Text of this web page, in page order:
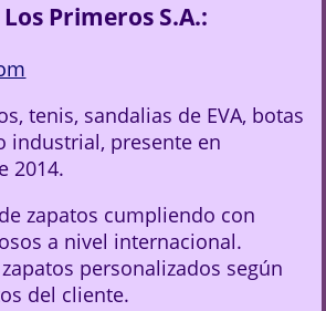
Primeros S.A.:
tenis, sandalias de EVA, botas
industrial, presente en
2014.
zapatos cumpliendo con
a nivel internacional.
personalizados según
del cliente.